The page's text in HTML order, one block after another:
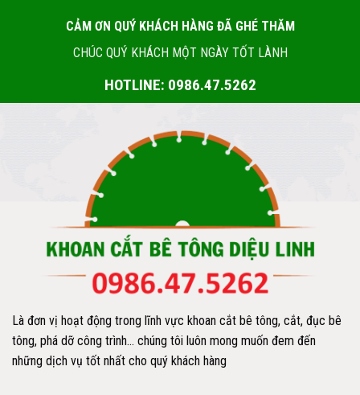
CẢM ƠN QUÝ KHÁCH HÀNG ĐÃ GHÉ THĂM
CHÚC QUÝ KHÁCH MỘT NGÀY TỐT LÀNH
HOTLINE: 0986.47.5262
Là đơn vị hoạt động trong lĩnh vực khoan cắt bê tông, cắt, đục bê
tông, phá dỡ công trình… chúng tôi luôn mong muốn đem đến
những dịch vụ tốt nhất cho quý khách hàng